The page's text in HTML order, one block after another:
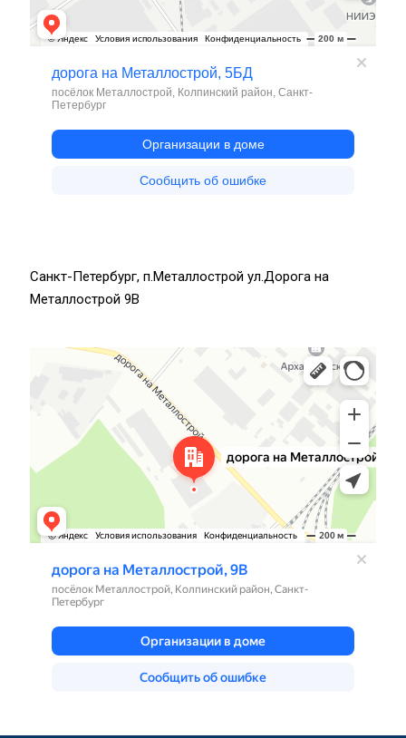
Санкт-Петербург, п.Металлострой ул.Дорога на
Металлострой 9В
Санкт‑Петербург